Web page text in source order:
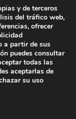
española de
C/ Sangenjo,
05
-Política de
y de terceros
del tráfico web,
ofrecer
a partir de sus
puedes consultar
todas las
aceptarlas de
su uso